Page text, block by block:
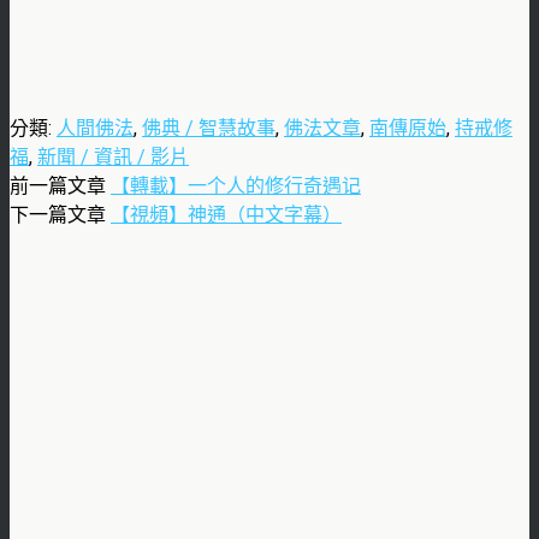
分類: 人間佛法, 佛典 / 智慧故事, 佛法文章, 南傳原始, 持戒修
福, 新聞 / 資訊 / 影片
前一篇文章
【轉載】一个人的修行奇遇记
下一篇文章
【視頻】神通（中文字幕）